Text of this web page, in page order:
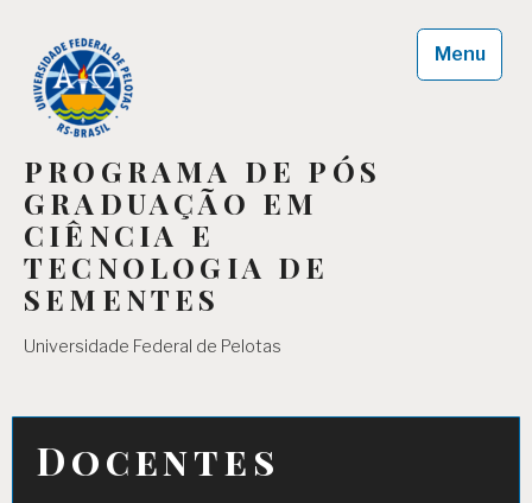
content
PROGRAMA DE PÓS
GRADUAÇÃO EM
CIÊNCIA E
TECNOLOGIA DE
SEMENTES
Universidade Federal de Pelotas
Menu
Docentes